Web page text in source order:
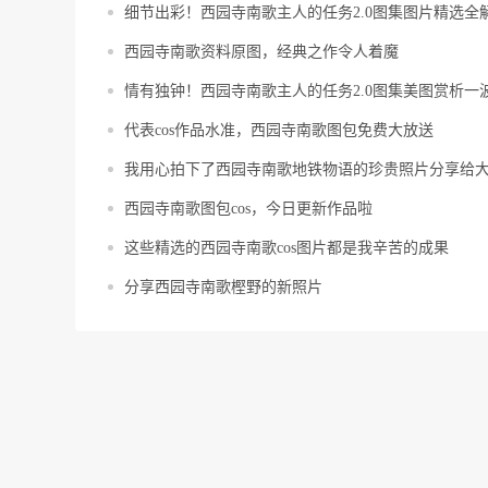
细节出彩！西园寺南歌主人的任务2.0图集图片精选全
西园寺南歌资料原图，经典之作令人着魔
情有独钟！西园寺南歌主人的任务2.0图集美图赏析一
代表cos作品水准，西园寺南歌图包免费大放送
我用心拍下了西园寺南歌地铁物语的珍贵照片分享给
西园寺南歌图包cos，今日更新作品啦
这些精选的西园寺南歌cos图片都是我辛苦的成果
分享西园寺南歌樫野的新照片